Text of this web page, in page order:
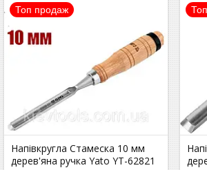
Топ продаж
Напівкругла Стамеска 10 мм
дерев'яна ручка Yato YT-62821